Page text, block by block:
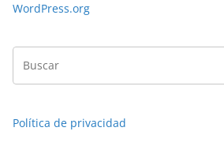
WordPress.org
Política de privacidad